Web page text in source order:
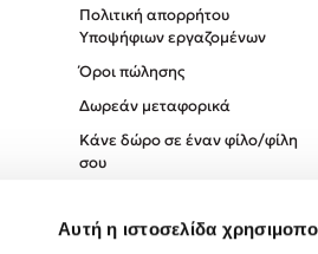
Αυτή η ιστοσελίδα
Πολιτική απορρήτου
Υποψήφιων εργαζομένων
Όροι πώλησης
Δωρεάν μεταφορικά
Κάνε δώρο σε έναν φίλο/φίλη
σου
Πολιτική Απορρήτου